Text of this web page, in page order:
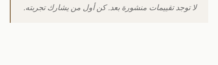
لا توجد تقييمات منشورة بعد. كن أول من يشارك تجربته.